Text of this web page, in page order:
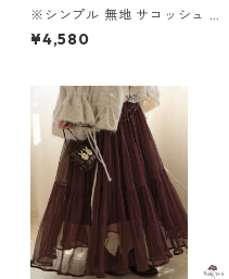
※シンプル 無地 サコッシュ 2
col W BA023
¥4,580